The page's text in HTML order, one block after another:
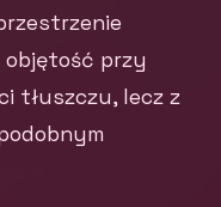
objętość przy
tłuszczu, lecz z